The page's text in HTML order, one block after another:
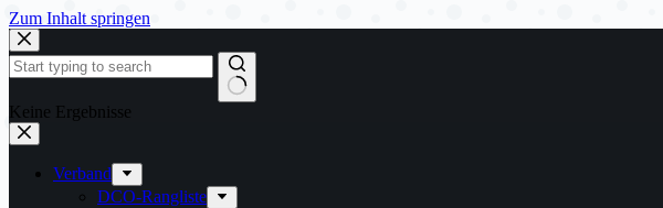
Zum Inhalt springen
Keine Ergebnisse
Verband
DCO-Rangliste